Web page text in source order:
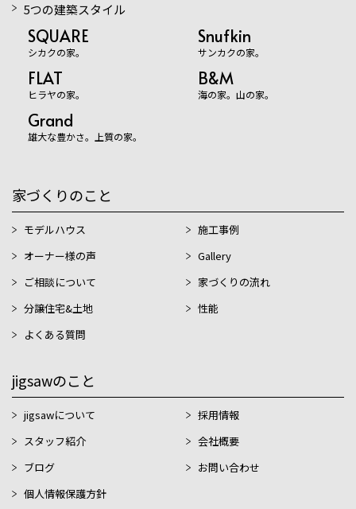
5つの建築スタイル
SQUARE
シカクの家。
Snufkin
サンカクの家。
FLAT
ヒラヤの家。
B&M
海の家。山の家。
Grand
雄大な豊かさ。上質の家。
家づくりのこと
モデルハウス
施工事例
オーナー様の声
Gallery
ご相談について
家づくりの流れ
分譲住宅&土地
性能
よくある質問
jigsawのこと
jigsawについて
採用情報
スタッフ紹介
会社概要
ブログ
お問い合わせ
個人情報保護方針